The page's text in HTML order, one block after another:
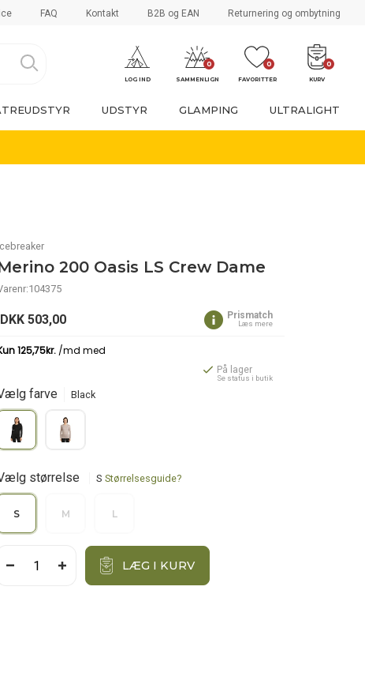
FAQ Kontakt B2B og EAN Returnering og ombytning
LOG IND
0
SAMMENLIGN
0
FAVORITTER
0
KURV
UDSTYR GLAMPING ULTRALIGHT
200 Oasis LS Crew Dame
DKK 503,00 Prismatch
Læs mere
På lager
Se status i butik
farve Black
størrelse S Størrelsesguide?
S M L
LÆG I KURV